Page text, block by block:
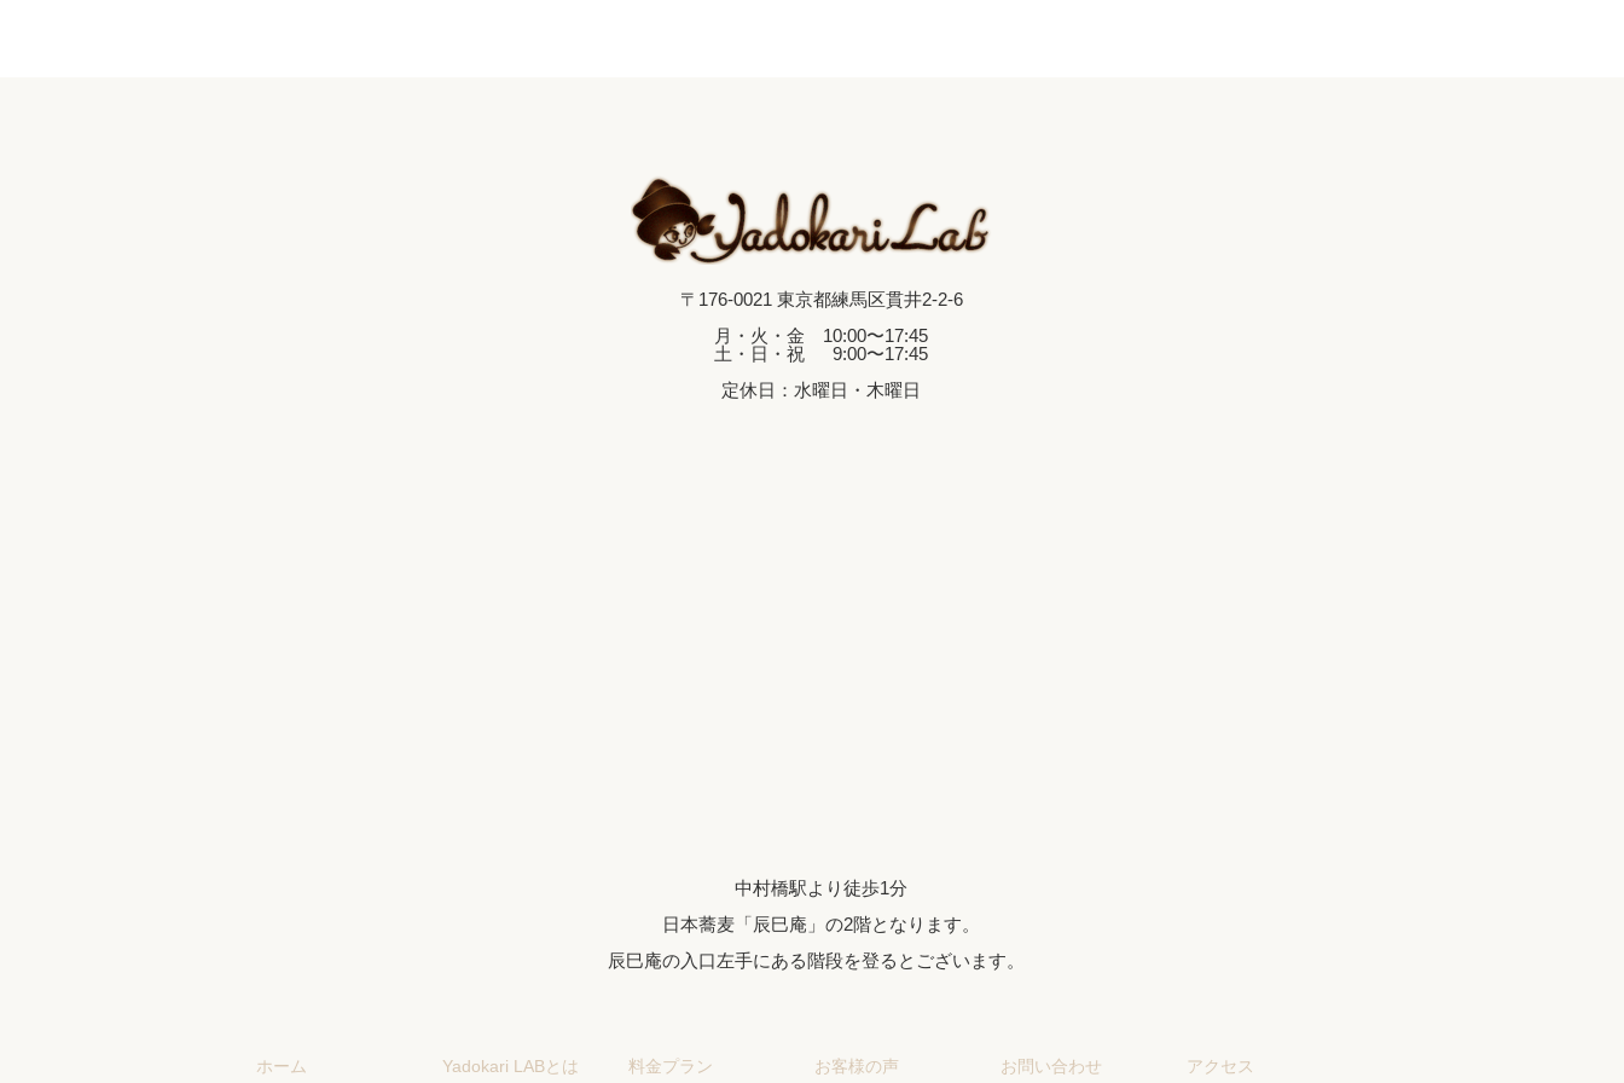
〒176-0021 東京都練馬区貫井2-2-6
月・火・金 10:00〜17:45
土・日・祝 9:00〜17:45
定休日：水曜日・木曜日
中村橋駅より徒歩1分
日本蕎麦「辰巳庵」の2階となります。
辰巳庵の入口左手にある階段を登るとございます。
ホーム Yadokari LABとは 料金プラン お客様の声 お問い合わせ アクセス